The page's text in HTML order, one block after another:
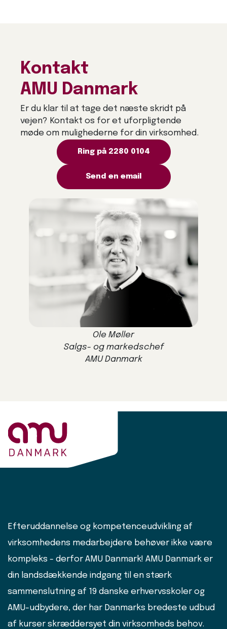
Kontakt
AMU Danmark
Er du klar til at tage det næste skridt på
vejen? Kontakt os for et uforpligtende
møde om mulighederne for din virksomhed.
Ring på 2280 0104
Send en email
Ole Møller
Salgs- og markedschef
AMU Danmark
Efteruddannelse og kompetenceudvikling af
virksomhedens medarbejdere behøver ikke være
kompleks - derfor AMU Danmark! AMU Danmark er
din landsdækkende indgang til en stærk
sammenslutning af 19 danske erhvervsskoler og
AMU-udbydere, der har Danmarks bredeste udbud
af kurser skræddersyet din virksomheds behov.